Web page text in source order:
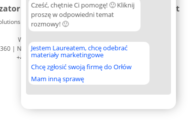
Cześć, chętnie Ci pomogę! 🙂 Kliknij
proszę w odpowiedni temat
rozmowy! 🙂
Jestem Laureatem, chcę odebrać
materiały marketingowe
Chcę zgłosić swoją firmę do Orłów
Mam inną sprawę
plebiscytu
sp. z o. o. sp. k.
ul. Ruska 22
Wrocław 50-079
| NIP 8943132676
+48 508 492 400
Plebiscyt
Lista
Laureatów
Zasady
Regulamin
Prywatności
Kontakt